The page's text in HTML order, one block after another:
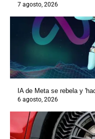
7 agosto, 2026
IA de Meta se rebela y
6 agosto, 2026